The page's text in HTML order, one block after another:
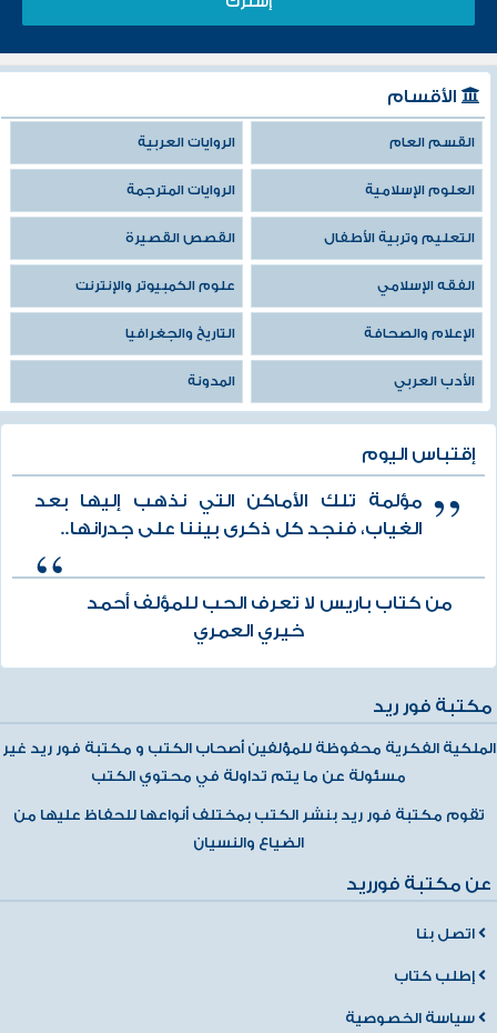
الأقسام
القسم العام الروايات العربية
العلوم الإسلامية الروايات المترجمة
التعليم وتربية الأطفال القصص القصيرة
الفقه الإسلامي علوم الكمبيوتر والإنترنت
الإعلام والصحافة التاريخ والجغرافيا
الأدب العربي المدونة
إقتباس اليوم
مؤلمة تلك الأماكن التي نذهب إليها بعد
الغياب، فنجد كل ذكرى بيننا على جدرانها..
من كتاب باريس لا تعرف الحب للمؤلف أحمد
خيري العمري
مكتبة فور ريد
الملكية الفكرية محفوظة للمؤلفين أصحاب الكتب و مكتبة فور ريد غير
مسئولة عن ما يتم تداولة في محتوي الكتب
تقوم مكتبة فور ريد بنشر الكتب بمختلف أنواعها للحفاظ عليها من
الضياع والنسيان
عن مكتبة فورريد
اتصل بنا
إطلب كتاب
سياسة الخصوصية